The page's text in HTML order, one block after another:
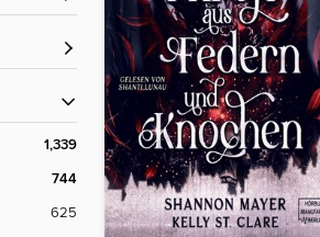
1,339
744
625